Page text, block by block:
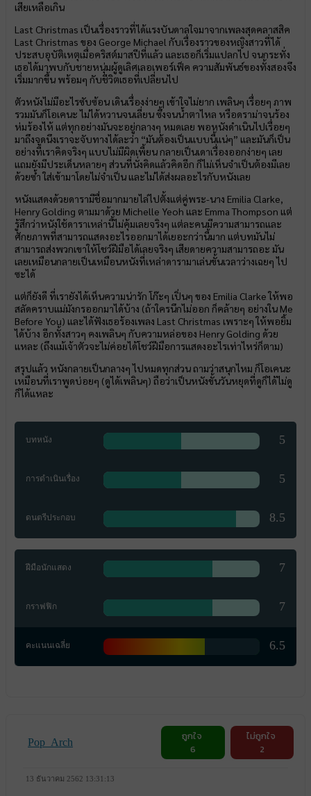
เสียเหลือเกิน
Last Christmas เป็นเรื่องราวที่ได้แรงบันดาลใจมาจากเพลงสุดคลาสสิค
Last Christmas ของ George Michael กับเรื่องราวของหญิงสาวที่ได้
ประสบอุบัติเหตุเมื่อคริสต์มาสปีที่แล้ว และเธอก็เริ่มแปลกไป จนกระทั่ง
เธอได้มาพบกับชายหนุ่มผู้ดูเลิศเลอเพอร์เฟ็ค ความสัมพันธ์ของทั้งสองจึง
เริ่มมากขึ้น พร้อมๆ กับชีวิตเธอที่เปลี่ยนไป
ตัวหนังไม่มีอะไรซับซ้อน เดินเรื่องง่ายๆ เข้าใจไม่ยาก เพลินๆ เรื่อยๆ ภาพ
รวมมันก็โอเคนะ ไม่ได้หวานจนเลี่ยน ซึ้งจนน้ำตาไหล หรือดราม่าจนร้อง
ห่มร้องไห้ แต่ทุกอย่างมันจะอยู่กลางๆ หมดเลย พอหนังดำเนินไปเรื่อยๆ
มาถึงจุดนึงเราจะจับทางได้ละว่า “มันต้องเป็นแบบนี้แน่ๆ” และมันก็เป็น
อย่างที่เราคิดจริงๆ แบบไม่มีผิดเพี้ยน กลายเป็นเดาเรื่องออกง่ายๆ เลย
แถมยังมีประเด็นหลายๆ ส่วนที่นั่งคิดแล้วคิดอีก ก็ไม่เห็นจำเป็นต้องมีเลย
ด้วยซ้ำ ใส่เข้ามาโดยไม่จำเป็น และไม่ได้ส่งผลอะไรกับหนังเลย
หนังแสดงด้วยดารามีชื่อมากมายไล่ไปตั้งแต่คู่พระ-นาง Emilia Clarke,
Henry Golding ตามมาด้วย Michelle Yeoh และ Emma Thompson แต่
รู้สึกว่าหนังใช้ดาราเหล่านี้ไม่คุ้มเลยจริงๆ แต่ละคนมีความสามารถและ
ศักยภาพที่สามารถแสดงอะไรออกมาได้เยอะกว่านี้มาก แต่บทมันไม่
สามารถส่งพวกเขาให้โชว์ฝีมือได้เลยจริงๆ เสียดายความสามารถอะ มัน
เลยเหมือนกลายเป็นเหมือนหนังที่เหล่าดารามาเล่นขั้นเวลาว่างเฉยๆ ไป
ซะได้
แต่ก็ยังดี ที่เรายังได้เห็นความน่ารัก โก๊ะๆ เปิ่นๆ ของ Emilia Clarke ให้พอ
สลัดคราบแม่มังกรออกมาได้บ้าง (ถ้าใครนึกไม่ออก ก็คล้ายๆ อย่างใน Me
Before You) และได้ฟังเธอร้องเพลง Last Christmas เพราะๆ ให้พอยิ้ม
ได้บ้าง อีกทั้งสาวๆ คงเพลินๆ กับความหล่อของ Henry Golding ด้วย
แหละ (ถึงแม้เจ้าตัวจะไม่ค่อยได้โชว์ฝีมือการแสดงอะไรเท่าไหร่ก็ตาม)
สรุปแล้ว หนังกลายเป็นกลางๆ ไปหมดทุกส่วน ถามว่าสนุกไหม ก็โอเคนะ
เหมือนที่เราพูดบ่อยๆ (ดูได้เพลินๆ) ถือว่าเป็นหนังขั้นวันหยุดที่ดูก็ได้ไม่ดู
ก็ได้แหละ
บทหนัง 5
การดำเนินเรื่อง 5
ดนตรีประกอบ 8.5
ฝีมือนักแสดง 7
กราฟฟิก 7
คะแนนเฉลี่ย 6.5
Pop_Arch
ถูกใจ
6
ไม่ถูกใจ
2
13 ธันวาคม 2562 13:31:13